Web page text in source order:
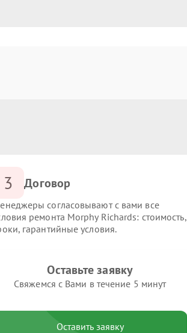
3 Договор
согласовывают с вами все
ремонта Morphy Richards: стоимость,
гарантийные условия.
Оставьте заявку
Свяжемся с Вами в течение 5 минут
Оставить заявку